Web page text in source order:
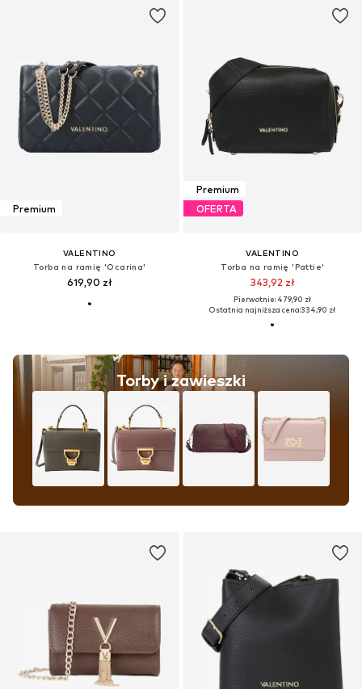
Premium
VALENTINO
Torba na ramię 'Ocarina'
619,90 zł
Torby i zawieszki
Premium
OFERTA
VALENTINO
Torba na ramię 'Pattie'
343,92 zł
Pierwotnie: 479,90 zł
Ostatnia najniższa cena:334,90 zł